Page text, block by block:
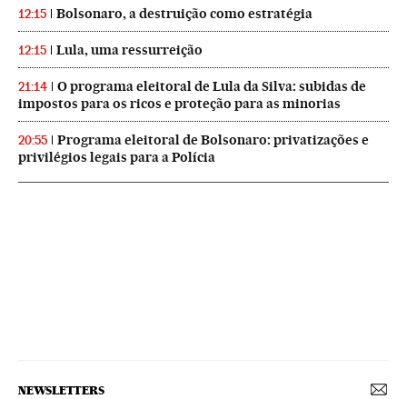
12:15 Bolsonaro, a destruição como estratégia
12:15 Lula, uma ressurreição
21:14
O programa eleitoral de Lula da Silva: subidas de
impostos para os ricos e proteção para as minorias
20:55
Programa eleitoral de Bolsonaro: privatizações e
privilégios legais para a Polícia
NEWSLETTERS